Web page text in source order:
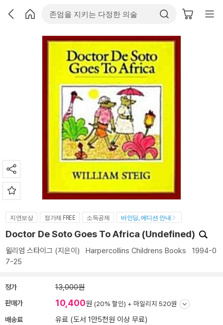
지연보상 정가제 FREE 소득공제 바인딩, 에디션 안내
Doctor De Soto Goes To Africa (Undefined)
윌리엄 스타이그 (지은이) Harpercollins Childrens Books 1994-0
7-25
정가 13,000원
판매가 10,400원 (20% 할인) + 마일리지 520원
배송료
유료 (도서 1만5천원 이상 무료)